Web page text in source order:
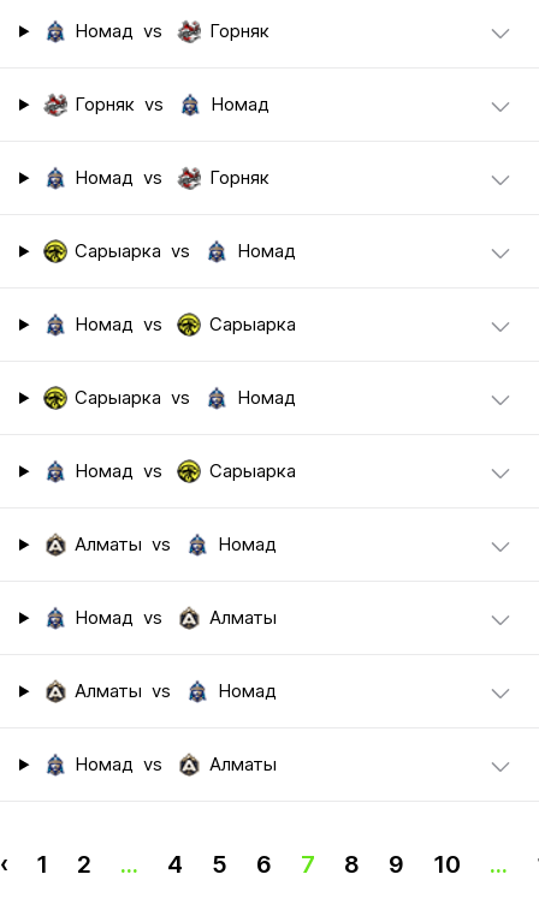
Номад vs Горняк
Горняк vs Номад
Номад vs Горняк
Сарыарка vs Номад
Номад vs Сарыарка
Сарыарка vs Номад
Номад vs Сарыарка
Алматы vs Номад
Номад vs Алматы
Алматы vs Номад
Номад vs Алматы
‹ 1 2 ... 4 5 6 7 8 9 10 ...